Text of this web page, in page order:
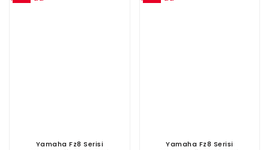
Yamaha Fz8 Serisi
Yamaha Fz8 Serisi